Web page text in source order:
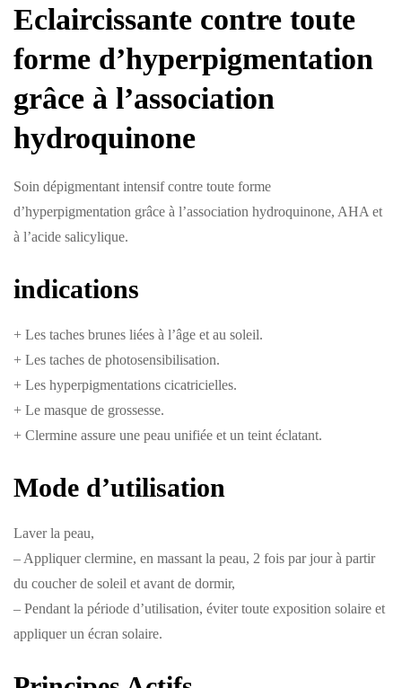
Eclaircissante contre toute
forme d’hyperpigmentation
grâce à l’association
hydroquinone
Soin dépigmentant intensif contre toute forme
d’hyperpigmentation grâce à l’association hydroquinone, AHA et
à l’acide salicylique.
indications
+ Les taches brunes liées à l’âge et au soleil.
+ Les taches de photosensibilisation.
+ Les hyperpigmentations cicatricielles.
+ Le masque de grossesse.
+ Clermine assure une peau unifiée et un teint éclatant.
Mode d’utilisation
Laver la peau,
– Appliquer clermine, en massant la peau, 2 fois par jour à partir
du coucher de soleil et avant de dormir,
– Pendant la période d’utilisation, éviter toute exposition solaire et
appliquer un écran solaire.